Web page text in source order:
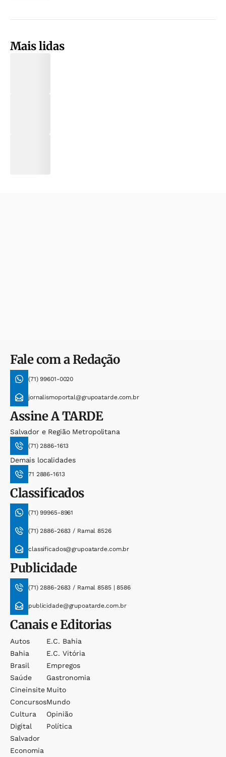
Mais lidas
Fale com a Redação
(71) 99601-0020
jornalismoportal@grupoatarde.com.br
AssineA TARDE
Salvador e Região Metropolitana
(71) 2886-1613
Demais localidades
71 2886-1613
Classificados
(71) 99965-8961
(71) 2886-2683 / Ramal 8526
classificados@grupoatarde.com.br
Publicidade
(71) 2886-2683 / Ramal 8585 | 8586
publicidade@grupoatarde.com.br
Canais e Editorias
Autos
Bahia
Brasil
Saúde
Cineinsite
Concursos
Cultura
Digital
Salvador
Economia
E.c. Bahia
E.c. Vitória
Empregos
Gastronomia
Muito
Mundo
Opinião
Política